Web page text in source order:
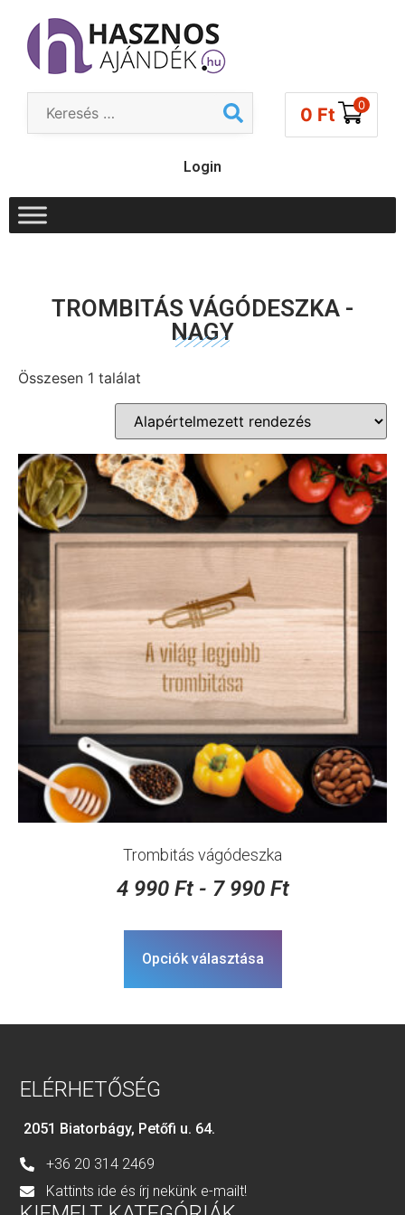
0 Ft 0
Login
TROMBITÁS VÁGÓDESZKA -
NAGY
Összesen 1 találat
Trombitás vágódeszka
4 990 Ft- 7 990 Ft
Opciók választása
ELÉRHETŐSÉG
2051 Biatorbágy, Petőfi u. 64.
+36 20 314 2469
Kattints ide és írj nekünk e-mailt!